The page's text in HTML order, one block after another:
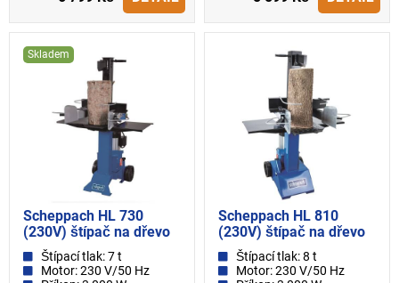
Skladem
Scheppach HL 730
(230V) štípač na dřevo
Štípací tlak: 7 t
Motor: 230 V/50 Hz
Scheppach HL 810
(230V) štípač na dřevo
Štípací tlak: 8 t
Motor: 230 V/50 Hz